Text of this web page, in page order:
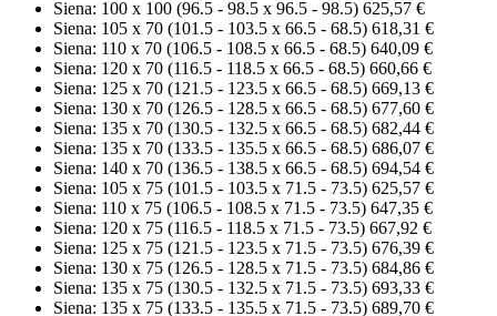
Siena: 100 x 100 (96.5 - 98.5 x 96.5 - 98.5) 625,57 €
Siena: 105 x 70 (101.5 - 103.5 x 66.5 - 68.5) 618,31 €
Siena: 110 x 70 (106.5 - 108.5 x 66.5 - 68.5) 640,09 €
Siena: 120 x 70 (116.5 - 118.5 x 66.5 - 68.5) 660,66 €
Siena: 125 x 70 (121.5 - 123.5 x 66.5 - 68.5) 669,13 €
Siena: 130 x 70 (126.5 - 128.5 x 66.5 - 68.5) 677,60 €
Siena: 135 x 70 (130.5 - 132.5 x 66.5 - 68.5) 682,44 €
Siena: 135 x 70 (133.5 - 135.5 x 66.5 - 68.5) 686,07 €
Siena: 140 x 70 (136.5 - 138.5 x 66.5 - 68.5) 694,54 €
Siena: 105 x 75 (101.5 - 103.5 x 71.5 - 73.5) 625,57 €
Siena: 110 x 75 (106.5 - 108.5 x 71.5 - 73.5) 647,35 €
Siena: 120 x 75 (116.5 - 118.5 x 71.5 - 73.5) 667,92 €
Siena: 125 x 75 (121.5 - 123.5 x 71.5 - 73.5) 676,39 €
Siena: 130 x 75 (126.5 - 128.5 x 71.5 - 73.5) 684,86 €
Siena: 135 x 75 (130.5 - 132.5 x 71.5 - 73.5) 693,33 €
Siena: 135 x 75 (133.5 - 135.5 x 71.5 - 73.5) 689,70 €